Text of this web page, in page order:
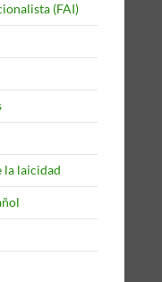
(FAI)
la laicidad